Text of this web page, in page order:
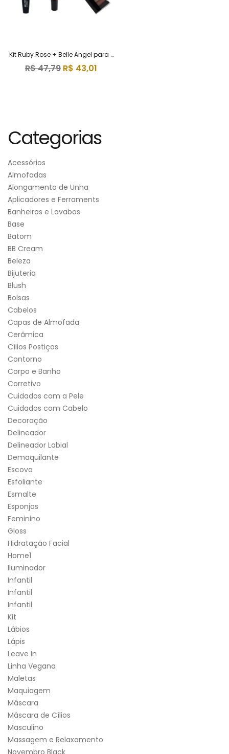
Kit Ruby Rose + Belle Angel para Olhos
R$47,79 R$ 43,01
Categorias
Acessórios
Almofadas
Alongamento de Unha
Aplicadores e Ferraments
Banheiros e Lavabos
Base
Batom
BB Cream
Beleza
Bijuteria
Blush
Bolsas
Cabelos
Capas de Almofada
Cerâmica
Cílios Postiços
Contorno
Corpo e Banho
Corretivo
Cuidados com a Pele
Cuidados com Cabelo
Decoração
Delineador
Delineador Labial
Demaquilante
Escova
Esfoliante
Esmalte
Esponjas
Feminino
Gloss
Hidratação Facial
Home1
Iluminador
Infantil
Infantil
Infantil
Kit
Lábios
Lápis
Leave In
Linha Vegana
Maletas
Maquiagem
Máscara
Máscara de Cílios
Masculino
Massagem e Relaxamento
Novembro Black